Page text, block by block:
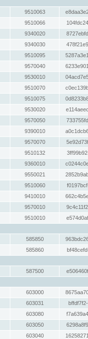
9510063
9510066
9340020
9340030
9510095
9570040
9530010
9510070
9510075
9530020
9570050
9390010
9570070
9510132
9360010
9550021
9510060
9410010
9570010
9510010
585850
585860
587500
603000
603031
603080
603050
603040